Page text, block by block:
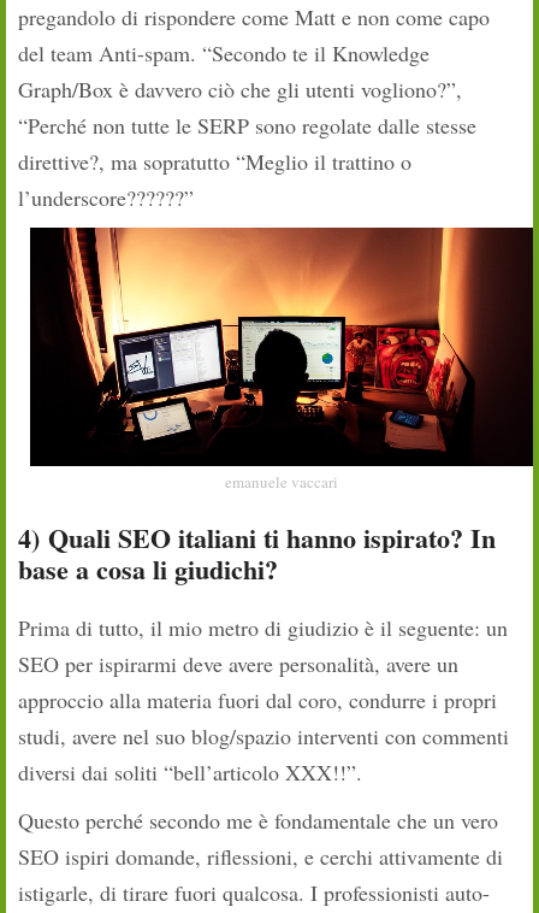
pregandolo di rispondere come Matt e non come capo
del team Anti-spam. “Secondo te il Knowledge
Graph/Box è davvero ciò che gli utenti vogliono?”,
“Perché non tutte le SERP sono regolate dalle stesse
direttive?, ma sopratutto “Meglio il trattino o
l’underscore??????”
emanuele vaccari
4) Quali SEO italiani ti hanno ispirato? In
base a cosa li giudichi?
Prima di tutto, il mio metro di giudizio è il seguente: un
SEO per ispirarmi deve avere personalità, avere un
approccio alla materia fuori dal coro, condurre i propri
studi, avere nel suo blog/spazio interventi con commenti
diversi dai soliti “bell’articolo XXX!!”.
Questo perché secondo me è fondamentale che un vero
SEO ispiri domande, riflessioni, e cerchi attivamente di
istigarle, di tirare fuori qualcosa. I professionisti auto-